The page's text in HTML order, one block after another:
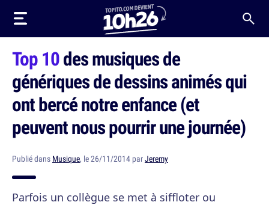
Top 10des musiques de
génériques de dessins animés qui
ont bercé notre enfance (et
peuvent nous pourrir une journée)
Publié dans Musique, le 26/11/2014 parJeremy
Parfois un collègue se met à siffloter ou